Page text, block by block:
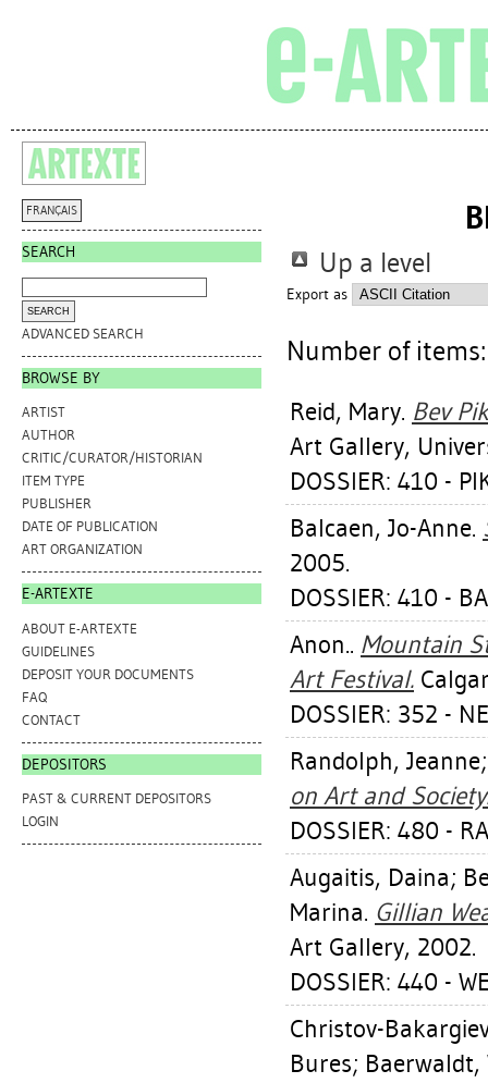
FRANÇAIS
SEARCH
ADVANCED SEARCH
BROWSE BY
ARTIST
AUTHOR
CRITIC/CURATOR/HISTORIAN
ITEM TYPE
PUBLISHER
DATE OF PUBLICATION
ART ORGANIZATION
E-ARTEXTE
ABOUT E-ARTEXTE
GUIDELINES
DEPOSIT YOUR DOCUMENTS
FAQ
CONTACT
DEPOSITORS
PAST & CURRENT DEPOSITORS
LOGIN
Up a level
Export as
Number of
Reid, Mary. Bev
Art Gallery,
DOSSIER: 410 -
Balcaen, Jo-Anne.
2005.
DOSSIER: 410 -
Anon.. Mountain
Art Festival.
DOSSIER: 352 -
Randolph, Jeanne
on Art and
DOSSIER: 480 -
Augaitis, Daina;
Marina. Gillian
Art Gallery, 2002.
DOSSIER: 440 -
Christov-
Bures; Baerwaldt,